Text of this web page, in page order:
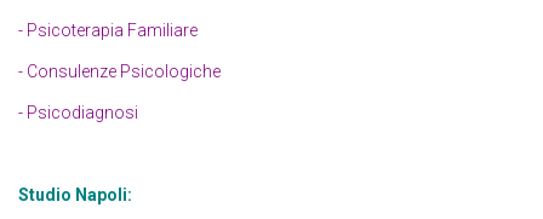
- Psicoterapia Familiare
- Consulenze Psicologiche
- Psicodiagnosi
Studio Napoli: